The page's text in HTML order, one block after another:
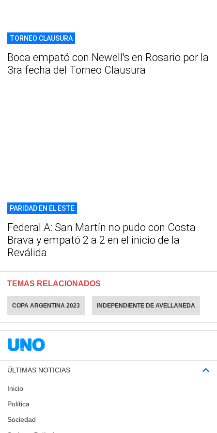
TORNEO CLAUSURA
Boca empató con Newell's en Rosario por la
3ra fecha del Torneo Clausura
PARIDAD EN EL ESTE
Federal A: San Martín no pudo con Costa
Brava y empató 2 a 2 en el inicio de la
Reválida
TEMAS RELACIONADOS
COPA ARGENTINA 2023 INDEPENDIENTE DE AVELLANEDA
ÚLTIMAS NOTICIAS
Inicio
Política
Sociedad